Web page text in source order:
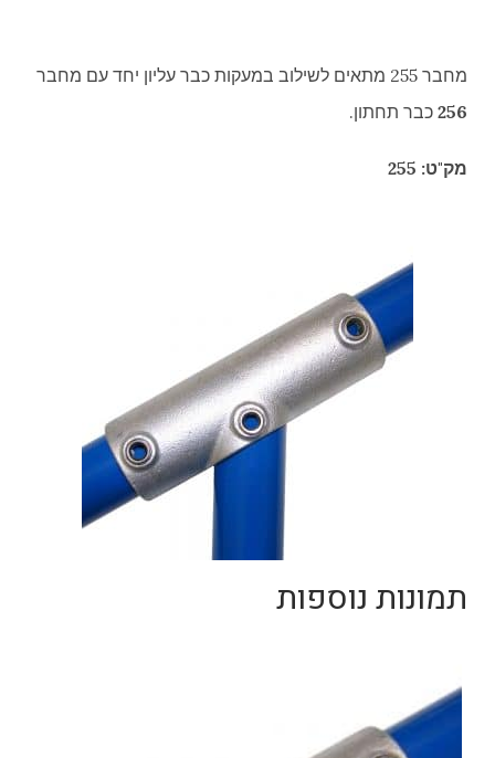
מחבר 255 מתאים לשילוב במעקות כבר עליון יחד עם מחבר
256 כבר תחתון.
מק"ט: 255
תמונות נוספות